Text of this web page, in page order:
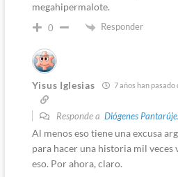
megahipermalote.
0 Responder
Yisus Iglesias 7 años han
Responde a Diógenes
Al menos eso tiene una excusa
para hacer una historia mil veces
eso. Por ahora, claro.